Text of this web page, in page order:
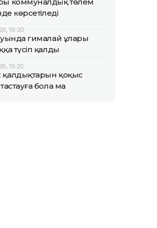
көрсетіледі
19:30
гималай ұлары
түсіп қалды
19:20
қоқыс
бола ма